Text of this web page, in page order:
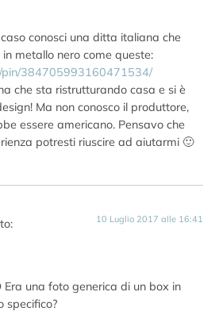
conosci una ditta italiana che
metallo nero come queste:
pin/384705993160471534/
che sta ristrutturando casa e si è
Ma non conosco il produttore,
essere americano. Pensavo che
potresti riuscire ad aiutarmi 🙂
10 Luglio 2017 alle 16:41
Era una foto generica di un box in
specifico?